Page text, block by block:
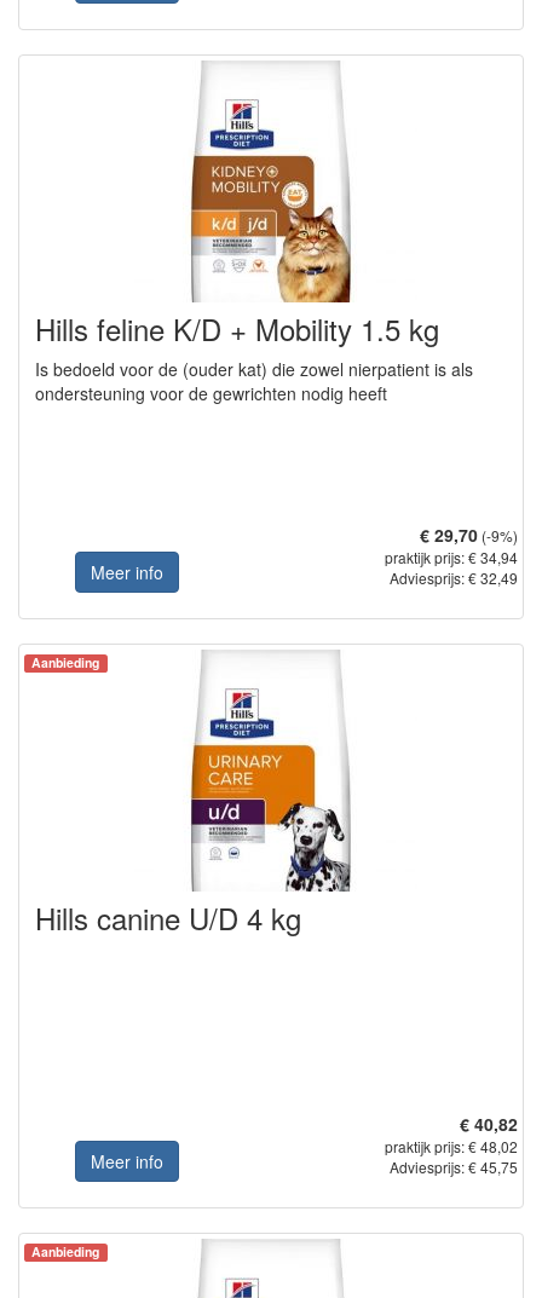
Hills feline K/D + Mobility 1.5 kg
Is bedoeld voor de (ouder kat) die zowel nierpatient is als
ondersteuning voor de gewrichten nodig heeft
Meer info
€ 29,70 (-9%)
praktijk prijs: € 34,94
Adviesprijs: € 32,49
Aanbieding
Hills canine U/D 4 kg
Meer info
€ 40,82
praktijk prijs: € 48,02
Adviesprijs: € 45,75
Aanbieding